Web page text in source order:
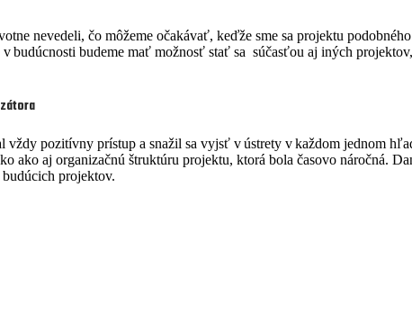
nevedeli, čo môžeme očakávať, keďže sme sa projektu
v budúcnosti budeme mať možnosť stať sa súčasťou aj iných
vždy pozitívny prístup a snažil sa vyjsť v ústrety v každom jednom
ako aj organizačnú štruktúru projektu, ktorá bola časovo náročná.
projektov.